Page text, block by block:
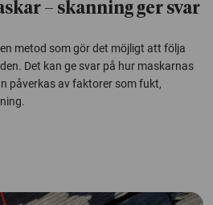
– skanning ger svar
metod som gör det möjligt att följa
Det kan ge svar på hur maskarnas
påverkas av faktorer som fukt,